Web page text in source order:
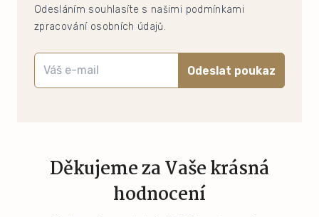
Odesláním souhlasíte s našimi podmínkami
zpracování osobních údajů.
Odeslat poukaz
Děkujeme za Vaše krásná
hodnocení